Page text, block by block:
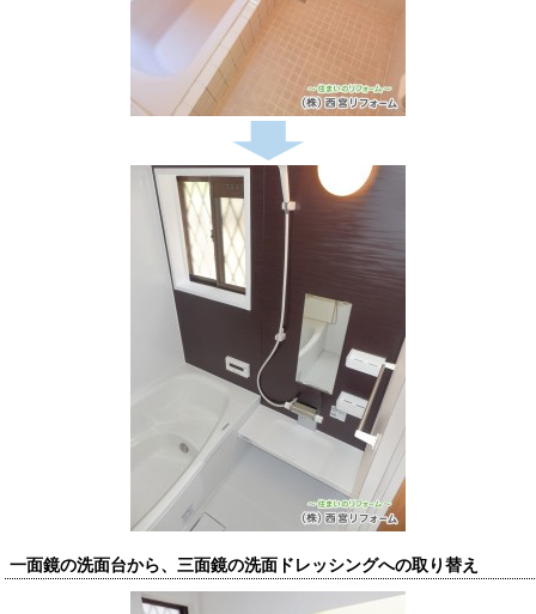
一面鏡の洗面台から、三面鏡の洗面ドレッシングへの取り替え